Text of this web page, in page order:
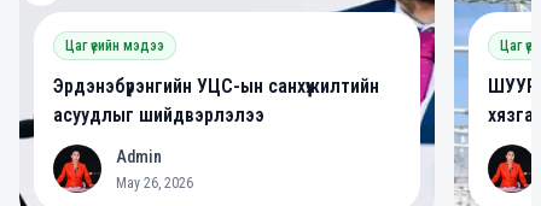
Цаг үеийн мэдээ
Эрдэнэбүрэнгийн УЦС-ын санхүүжилтийн
асуудлыг шийдвэрлэлээ
A Admin
May 26, 2026
Цаг
A